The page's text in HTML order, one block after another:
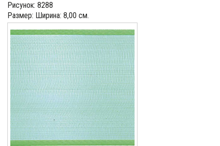
Рисунок: 8288
Размер: Ширина: 8,00 см.